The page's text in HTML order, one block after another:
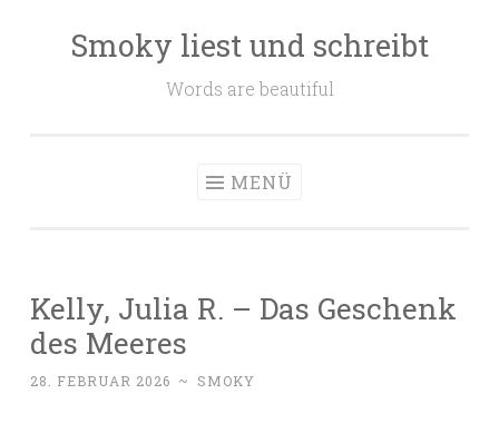
Smoky liest und schreibt
Words are beautiful
MENÜ
Kelly, Julia R. – Das Geschenk
des Meeres
28. FEBRUAR 2026 ~ SMOKY